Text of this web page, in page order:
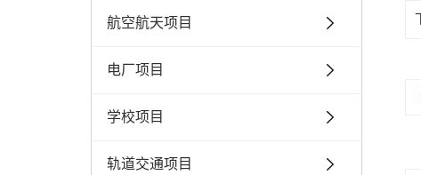
航空航天项目
电厂项目
学校项目
轨道交通项目